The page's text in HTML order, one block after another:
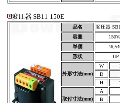
変圧器 SB11-150E
品名
変圧器
容量
単価
形状
UP
外形寸法(mm)
W
D
H
取付寸法(mm)
A
B